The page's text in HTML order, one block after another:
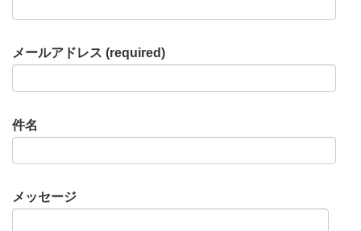
メールアドレス (required)
件名
メッセージ